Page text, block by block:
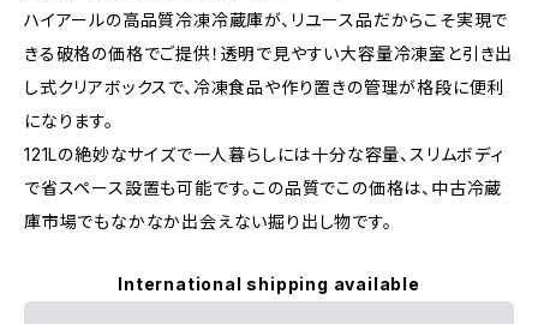
ハイアールの高品質冷凍冷蔵庫が、リユース品だからこそ実現で
きる破格の価格でご提供！透明で見やすい大容量冷凍室と引き出
し式クリアボックスで、冷凍食品や作り置きの管理が格段に便利
になります。
121Lの絶妙なサイズで一人暮らしには十分な容量、スリムボディ
で省スペース設置も可能です。この品質でこの価格は、中古冷蔵
庫市場でもなかなか出会えない掘り出し物です。
International shipping available